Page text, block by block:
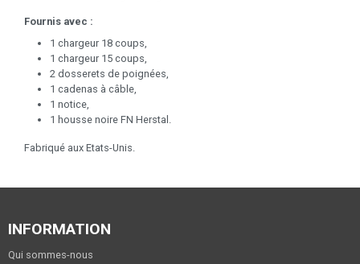
Fournis avec :
1 chargeur 18 coups,
1 chargeur 15 coups,
2 dosserets de poignées,
1 cadenas à câble,
1 notice,
1 housse noire FN Herstal.
Fabriqué aux Etats-Unis.
INFORMATION
Qui sommes-nous